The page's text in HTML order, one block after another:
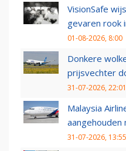
VisionSafe
gevaren rook
01-08-2026, 8:00
Donkere
prijsvechter
31-07-2026, 22:01
Malaysia
aangehouden
31-07-2026, 13:55